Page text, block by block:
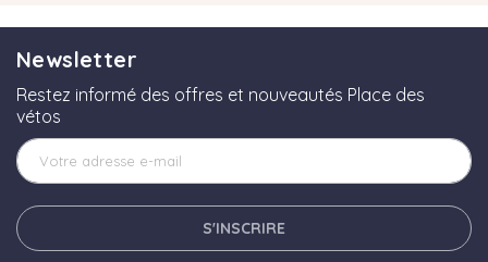
Newsletter
Restez informé des offres et nouveautés Place des
vétos
S'INSCRIRE